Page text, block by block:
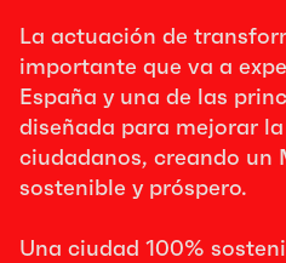
La actuación de
importante que va a
España y una de las
diseñada para mejorar
ciudadanos, creando un
sostenible y próspero.
Una ciudad 100%